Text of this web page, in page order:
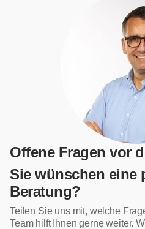
Offene Fragen vor
Sie wünschen eine
Beratung?
Teilen Sie uns mit, welche
Team hilft Ihnen gerne weiter.